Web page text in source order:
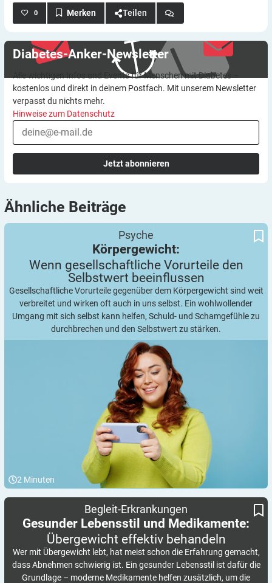
0 Teilen
Diabetes-Anker-Newsletter
Alle wichtigen Infos und Events für Menschen mit Diabetes –
kostenlos und direkt in deinem Postfach. Mit unserem Newsletter
verpasst du nichts mehr.
Hinweise zum Datenschutz
Jetzt abonnieren
Ähnliche Beiträge
Wenn gesellschaftliche Vorurteile den Selbstwert beeinflussen
Psyche
Körpergewicht:
Wenn gesellschaftliche Vorurteile den
Selbstwert beeinflussen
Gesellschaftliche Vorurteile gegenüber dem Körpergewicht sind weit
verbreitet und wirken oft auch in uns selbst. Ein wohlwollender
Umgang mit sich selbst kann helfen, Schuld- und Schamgefühle zu
durchbrechen und den Selbstwert zu stärken.
2 Minuten
Begleit-Erkrankungen
Gesunder Lebensstil und Medikamente:
Übergewicht effektiv behandeln
Wer mit Übergewicht lebt, hat meist schon die Erfahrung gemacht,
dass Abnehmen schwierig ist. Ein gesunder Lebensstil ist dafür die
Grundlage – moderne Medikamente helfen zusätzlich, um die